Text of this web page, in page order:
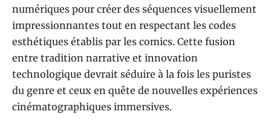
numériques pour créer des séquences visuellement
impressionnantes tout en respectant les codes
esthétiques établis par les comics. Cette fusion
entre tradition narrative et innovation
technologique devrait séduire à la fois les puristes
du genre et ceux en quête de nouvelles expériences
cinématographiques immersives.